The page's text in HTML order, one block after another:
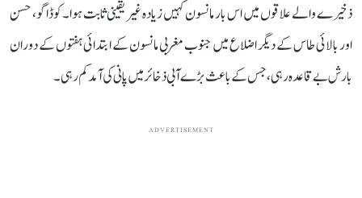
ذخیرے والے علاقوں میں اس بار مانسون کہیں زیادہ غیر یقینی ثابت ہوا۔ کوڈاگو، حسن
اور بالائی طاس کے دیگر اضلاع میں جنوب مغربی مانسون کے ابتدائی ہفتوں کے دوران
بارش بے قاعدہ رہی، جس کے باعث بڑے آبی ذخائر میں پانی کی آمد کم رہی۔
ADVERTISEMENT